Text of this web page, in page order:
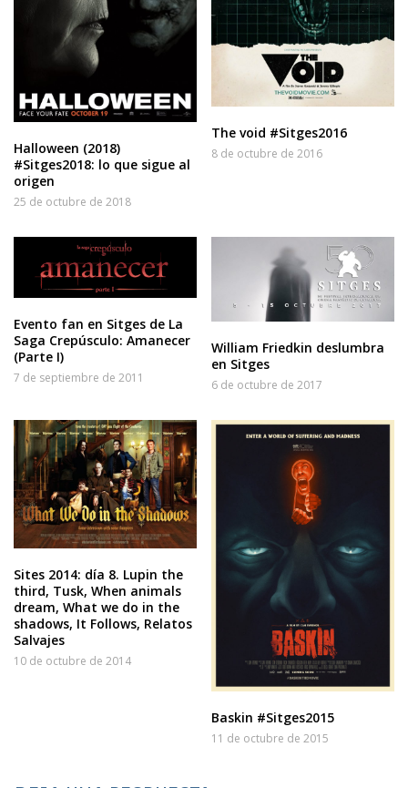
Halloween (2018)
#Sitges2018: lo que sigue al
origen
25 de octubre de 2018
The void #Sitges2016
8 de octubre de 2016
Evento fan en Sitges de La
Saga Crepúsculo: Amanecer
(Parte I)
7 de septiembre de 2011
William Friedkin deslumbra
en Sitges
6 de octubre de 2017
Sites 2014: día 8. Lupin the
third, Tusk, When animals
dream, What we do in the
shadows, It Follows, Relatos
Salvajes
10 de octubre de 2014
Baskin #Sitges2015
11 de octubre de 2015